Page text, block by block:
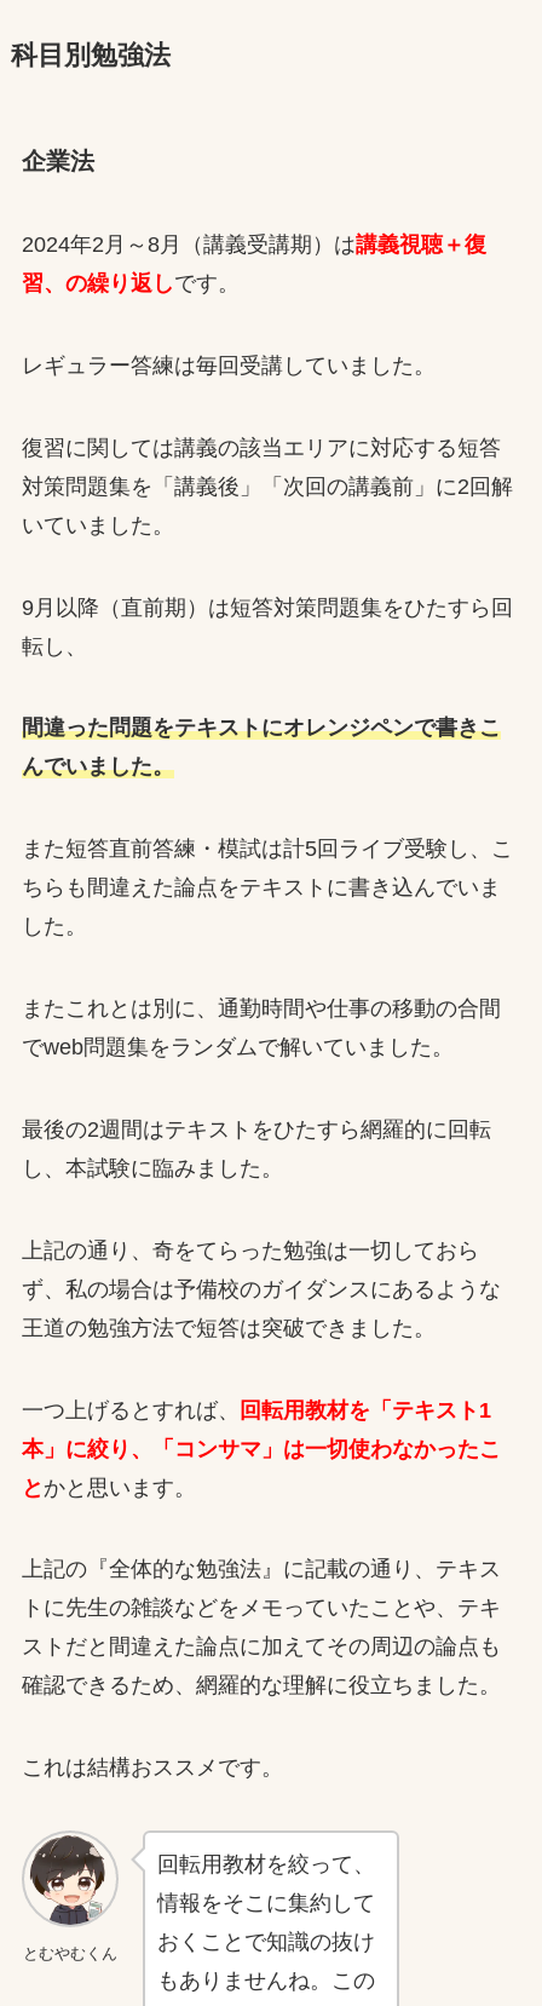
科目別勉強法
企業法
2024年2月～8月（講義受講期）は講義視聴＋復
習、の繰り返しです。
レギュラー答練は毎回受講していました。
復習に関しては講義の該当エリアに対応する短答
対策問題集を「講義後」「次回の講義前」に2回解
いていました。
9月以降（直前期）は短答対策問題集をひたすら回
転し、
間違った問題をテキストにオレンジペンで書きこ
んでいました。
また短答直前答練・模試は計5回ライブ受験し、こ
ちらも間違えた論点をテキストに書き込んでいま
した。
またこれとは別に、通勤時間や仕事の移動の合間
でweb問題集をランダムで解いていました。
最後の2週間はテキストをひたすら網羅的に回転
し、本試験に臨みました。
上記の通り、奇をてらった勉強は一切しておら
ず、私の場合は予備校のガイダンスにあるような
王道の勉強方法で短答は突破できました。
一つ上げるとすれば、
回転用教材を「テキスト1
本」に絞り、「コンサマ」は一切使わなかったこ
と かと思います。
上記の『全体的な勉強法』に記載の通り、テキス
トに先生の雑談などをメモっていたことや、テキ
ストだと間違えた論点に加えてその周辺の論点も
確認できるため、網羅的な理解に役立ちました。
これは結構おススメです。
とむやむくん
回転用教材を絞って、
情報をそこに集約して
おくことで知識の抜け
もありませんね。この